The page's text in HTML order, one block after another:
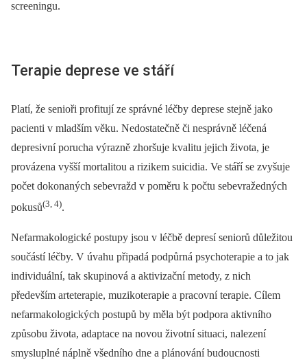
screeningu.
Terapie deprese ve stáří
Platí, že senioři profitují ze správné léčby deprese stejně jako
pacienti v mladším věku. Nedostatečně či nesprávně léčená
depresivní porucha výrazně zhoršuje kvalitu jejich života, je
provázena vyšší mortalitou a rizikem suicidia. Ve stáří se zvyšuje
počet dokonaných sebevražd v poměru k počtu sebevražedných
pokusů(3, 4).
Nefarmakologické postupy jsou v léčbě depresí seniorů důležitou
součástí léčby. V úvahu připadá podpůrná psychoterapie a to jak
individuální, tak skupinová a aktivizační metody, z nich
především arteterapie, muzikoterapie a pracovní terapie. Cílem
nefarmakologických postupů by měla být podpora aktivního
způsobu života, adaptace na novou životní situaci, nalezení
smysluplné náplně všedního dne a plánování budoucnosti